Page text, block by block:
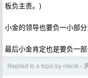
板负主责。)
小金的领导也要负一小部
最后小金肯定也是要负一
Replied to a topic by niknik ›